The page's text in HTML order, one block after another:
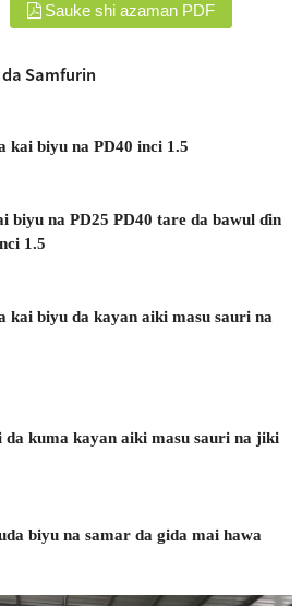
Sauke shi azaman PDF
Samfurin
kai biyu na PD40 inci 1.5
biyu na PD25 PD40 tare da bawul ɗin
1.5
kai biyu da kayan aiki masu sauri na
kuma kayan aiki masu sauri na jiki
biyu na samar da gida mai hawa